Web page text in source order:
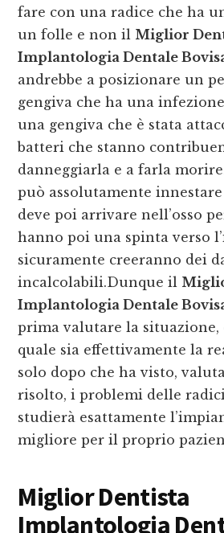
fare con una radice che ha
un folle e non il Miglior
Implantologia Dentale
andrebbe a posizionare un
gengiva che ha una
una gengiva che è stata
batteri che stanno
danneggiarla e a farla
può assolutamente
deve poi arrivare nell’osso
hanno poi una spinta verso
sicuramente creeranno dei
incalcolabili.Dunque il
Implantologia Dentale
prima valutare la situazione,
quale sia effettivamente la
solo dopo che ha visto,
risolto, i problemi delle
studierà esattamente
migliore per il proprio
Miglior Dentista
Implantologia